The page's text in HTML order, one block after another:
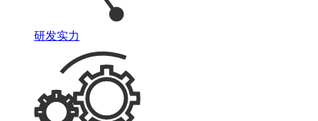
研发实力